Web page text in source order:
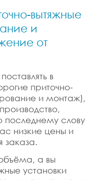
вытяжные
и
от
в
приточно-
и монтаж),
последнему слову
низкие цены и
заказа.
а вы
установки